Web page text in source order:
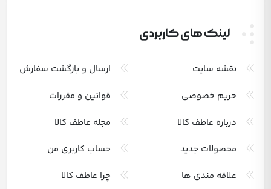
لینک های کاربردی
نقشه سایت
ارسال و بازگشت سفارش
حریم خصوصی
قوانین و مقررات
درباره عاطف کالا
مجله عاطف کالا
محصولات جدید
حساب کاربری من
علاقه مندی ها
چرا عاطف کالا